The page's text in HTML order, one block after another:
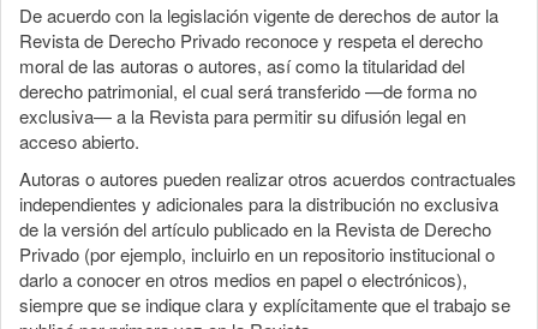
De acuerdo con la legislación vigente de derechos de autor la
Revista de Derecho Privado reconoce y respeta el derecho
moral de las autoras o autores, así como la titularidad del
derecho patrimonial, el cual será transferido —de forma no
exclusiva— a la Revista para permitir su difusión legal en
acceso abierto.
Autoras o autores pueden realizar otros acuerdos contractuales
independientes y adicionales para la distribución no exclusiva
de la versión del artículo publicado en la Revista de Derecho
Privado (por ejemplo, incluirlo en un repositorio institucional o
darlo a conocer en otros medios en papel o electrónicos),
siempre que se indique clara y explícitamente que el trabajo se